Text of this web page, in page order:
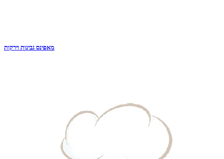
מאפינס גבינות וירקות